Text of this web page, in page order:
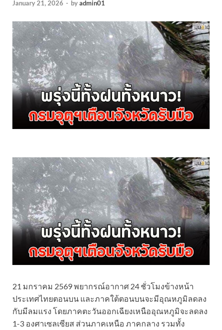
January 21, 2026 - byadmin01
21 มกราคม 2569 พยากรณ์อากาศ 24 ชั่วโมงข้างหน้า
ประเทศไทยตอนบน และภาคใต้ตอนบนจะมีอุณหภูมิลดลง
กับมีลมแรง โดยภาคตะวันออกเฉียงเหนืออุณหภูมิจะลดลง
1-3 องศาเซลเซียส ส่วนภาคเหนือ ภาคกลาง รวมทั้ง